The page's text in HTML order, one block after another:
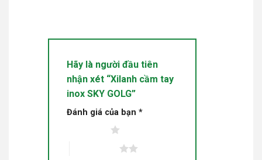
Hãy là người đầu tiên
nhận xét “Xilanh cầm tay
inox SKY GOLG”
Đánh giá của bạn *